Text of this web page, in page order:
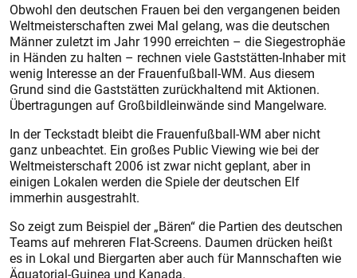
Obwohl den deutschen Frauen bei den vergangenen beiden
Weltmeisterschaften zwei Mal gelang, was die deutschen
Männer zuletzt im Jahr 1990 erreichten – die Sieges­trophäe
in Händen zu halten – rechnen viele Gaststätten-Inhaber mit
wenig Interesse an der Frauenfußball-WM. Aus diesem
Grund sind die Gaststätten zurückhaltend mit Aktionen.
Übertragungen auf Großbildleinwände sind Mangelware.
In der Teckstadt bleibt die Frauenfußball-WM aber nicht
ganz unbeachtet. Ein großes Public Viewing wie bei der
Weltmeisterschaft 2006 ist zwar nicht geplant, aber in
einigen Lokalen werden die Spiele der deutschen Elf
immerhin ausgestrahlt.
So zeigt zum Beispiel der „Bären“ die Partien des deutschen
Teams auf mehreren Flat-Screens. Daumen drücken heißt
es in Lokal und Biergarten aber auch für Mannschaften wie
Äquatorial-Guinea und Kanada.